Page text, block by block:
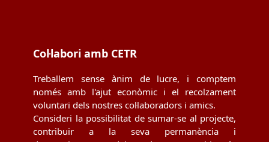
Col·labori amb CETR
Treballem sense ànim de lucre, i comptem
només amb l'ajut econòmic i el recolzament
voluntari dels nostres col·laboradors i amics.
Consideri la possibilitat de sumar-se al projecte,
contribuir a la seva permanència i